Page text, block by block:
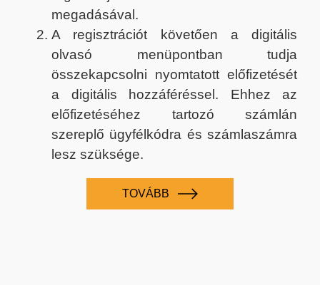
megadásával.
A regisztrációt követően a digitális
olvasó menüpontban tudja
összekapcsolni nyomtatott előfizetését
a digitális hozzáféréssel. Ehhez az
előfizetéséhez tartozó számlán
szereplő ügyfélkódra és számlaszámra
lesz szüksége.
TOVÁBB